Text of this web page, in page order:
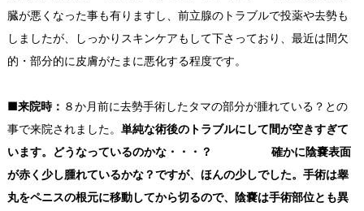
臓が悪くなった事も有りますし、前立腺のトラブルで投薬や去勢も
しましたが、しっかりスキンケアもして下さっており、最近は間欠
的・部分的に皮膚がたまに悪化する程度です。
■来院時： ８か月前に去勢手術したタマの部分が腫れている？との
事で来院されました。 単純な術後のトラブルにして間が空きすぎて
います。どうなっているのかな・・・？ 確かに陰嚢表面
が赤く少し腫れているかな？ですが、ほんの少しでした。手術は睾
丸をペニスの根元に移動してから切るので、陰嚢は手術部位とも異